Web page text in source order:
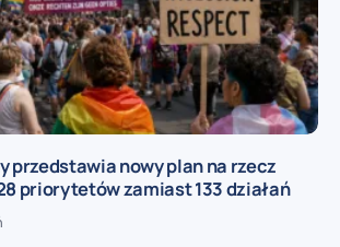
przedstawia nowy plan na rzecz
priorytetów zamiast 133 działań